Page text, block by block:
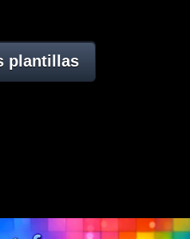
plantillas